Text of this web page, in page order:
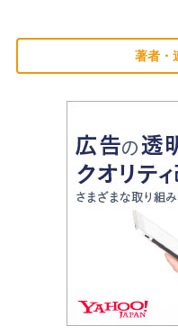
著者・